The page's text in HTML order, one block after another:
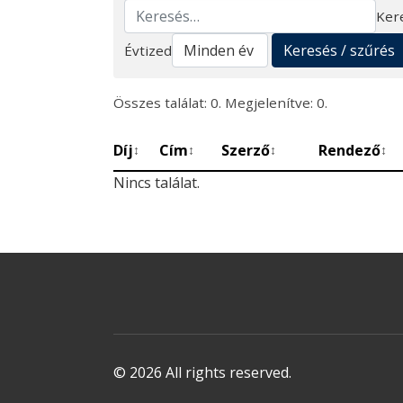
Keresés
Évtized
Keresés / szűrés
Összes találat: 0. Megjelenítve: 0.
Díj↕ Cím↕ Szerző↕ Rendező↕
Nincs találat.
© 2026 All rights reserved.